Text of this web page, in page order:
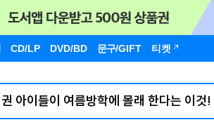
CD/LP DVD/BD 문구/GIFT 티켓